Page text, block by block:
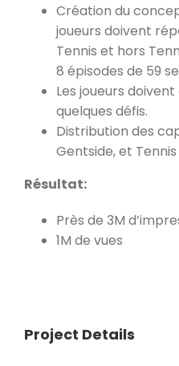
Création du
joueurs doivent
Tennis et hors
8 épisodes de 59
Les joueurs
quelques défis.
Distribution des
Gentside, et Tennis
Résultat:
Près de 3M
1M de vues
Project Details